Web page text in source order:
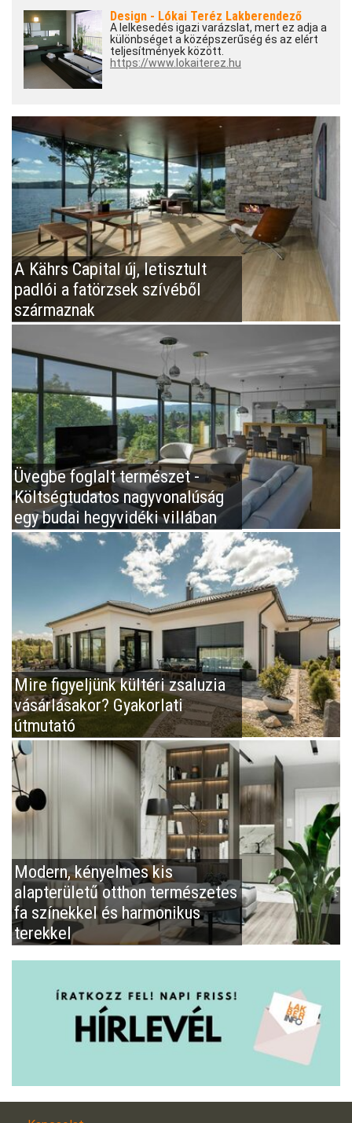
Design - Lókai Teréz Lakberendező
A lelkesedés igazi varázslat, mert ez adja a
különbséget a középszerűség és az elért
teljesítmények között.
https://www.lokaiterez.hu
A Kährs Capital új, letisztult
padlói a fatörzsek szívéből
származnak
Üvegbe foglalt természet -
Költségtudatos nagyvonalúság
egy budai hegyvidéki villában
Mire figyeljünk kültéri zsaluzia
vásárlásakor? Gyakorlati
útmutató
Modern, kényelmes kis
alapterületű otthon természetes
fa színekkel és harmonikus
terekkel